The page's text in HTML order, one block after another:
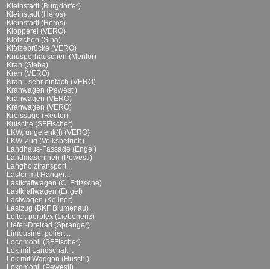
Kleinstadt (Burgdorfer)
Kleinstadt (Heros)
Kleinstadt (Heros)
Klopperei (VERO)
Klötzchen (Sina)
Klötzebrücke (VERO)
Knusperhäuschen (Mentor)
Kran (Steba)
Kran (VERO)
Kran - sehr einfach (VERO)
Kranwagen (Pewesti)
Kranwagen (VERO)
Kranwagen (VERO)
Kreissäge (Reuter)
Kutsche (SFFischer)
LKW, ungelenk(t) (VERO)
LKW-Zug (Volksbetrieb)
Landhaus-Fassade (Engel)
Landmaschinen (Pewesti)
Langholztransport...
Laster mit Hänger...
Lastkraftwagen (C. Fritzsche)
Lastkraftwagen (Engel)
Lastwagen (Kellner)
Lastzug (BKF Blumenau)
Leiter, perplex (Liebehenz)
Liefer-Dreirad (Spranger)
Limousine, poliert...
Locomobil (SFFischer)
Lok mit Landschaft...
Lok mit Waggon (Huschi)
Lokomobil (Pewesti)